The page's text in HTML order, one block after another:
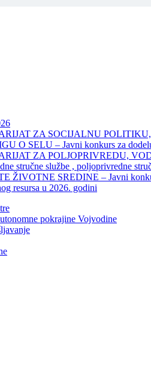
ZA SOCIJALNU POLITIKU,
O SELU – Javni konkurs za dodelu
ZA POLJOPRIVREDU,
stručne službe , poljoprivredne
SREDINE – Javni
resursa u 2026. godini
pokrajine Vojvodine